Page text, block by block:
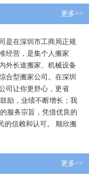
更多>>
是在深圳市工商局正规
经营，是集个人搬家
外长途搬家、机械设备
合型搬家公司。在深圳
司让你更舒心，更省
励，业绩不断增长；我
服务宗旨，凭借优良的
的信赖和认可。 顺欣搬
更多>>